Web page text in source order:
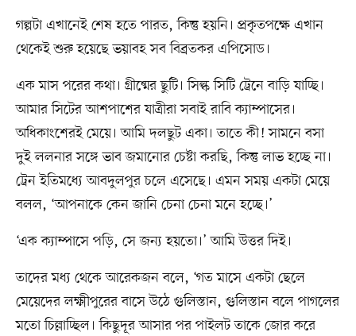
গল্পটা এখানেই শেষ হতে পারত, কিন্তু হয়নি। প্রকৃতপক্ষে এখান
থেকেই শুরু হয়েছে ভয়াবহ সব বিব্রতকর এপিসোড।
এক মাস পরের কথা। গ্রীষ্মের ছুটি। সিল্ক সিটি ট্রেনে বাড়ি যাচ্ছি।
আমার সিটের আশপাশের যাত্রীরা সবাই রাবি ক্যাম্পাসের।
অধিকাংশেরই মেয়ে। আমি দলছুট একা। তাতে কী! সামনে বসা
দুই ললনার সঙ্গে ভাব জমানোর চেষ্টা করছি, কিন্তু লাভ হচ্ছে না।
ট্রেন ইতিমধ্যে আবদুলপুর চলে এসেছে। এমন সময় একটা মেয়ে
বলল, ‘আপনাকে কেন জানি চেনা চেনা মনে হচ্ছে।’
‘এক ক্যাম্পাসে পড়ি, সে জন্য হয়তো।’ আমি উত্তর দিই।
তাদের মধ্য থেকে আরেকজন বলে, ‘গত মাসে একটা ছেলে
মেয়েদের লক্ষ্মীপুরের বাসে উঠে গুলিস্তান, গুলিস্তান বলে পাগলের
মতো চিল্লাচ্ছিল। কিছুদূর আসার পর পাইলট তাকে জোর করে